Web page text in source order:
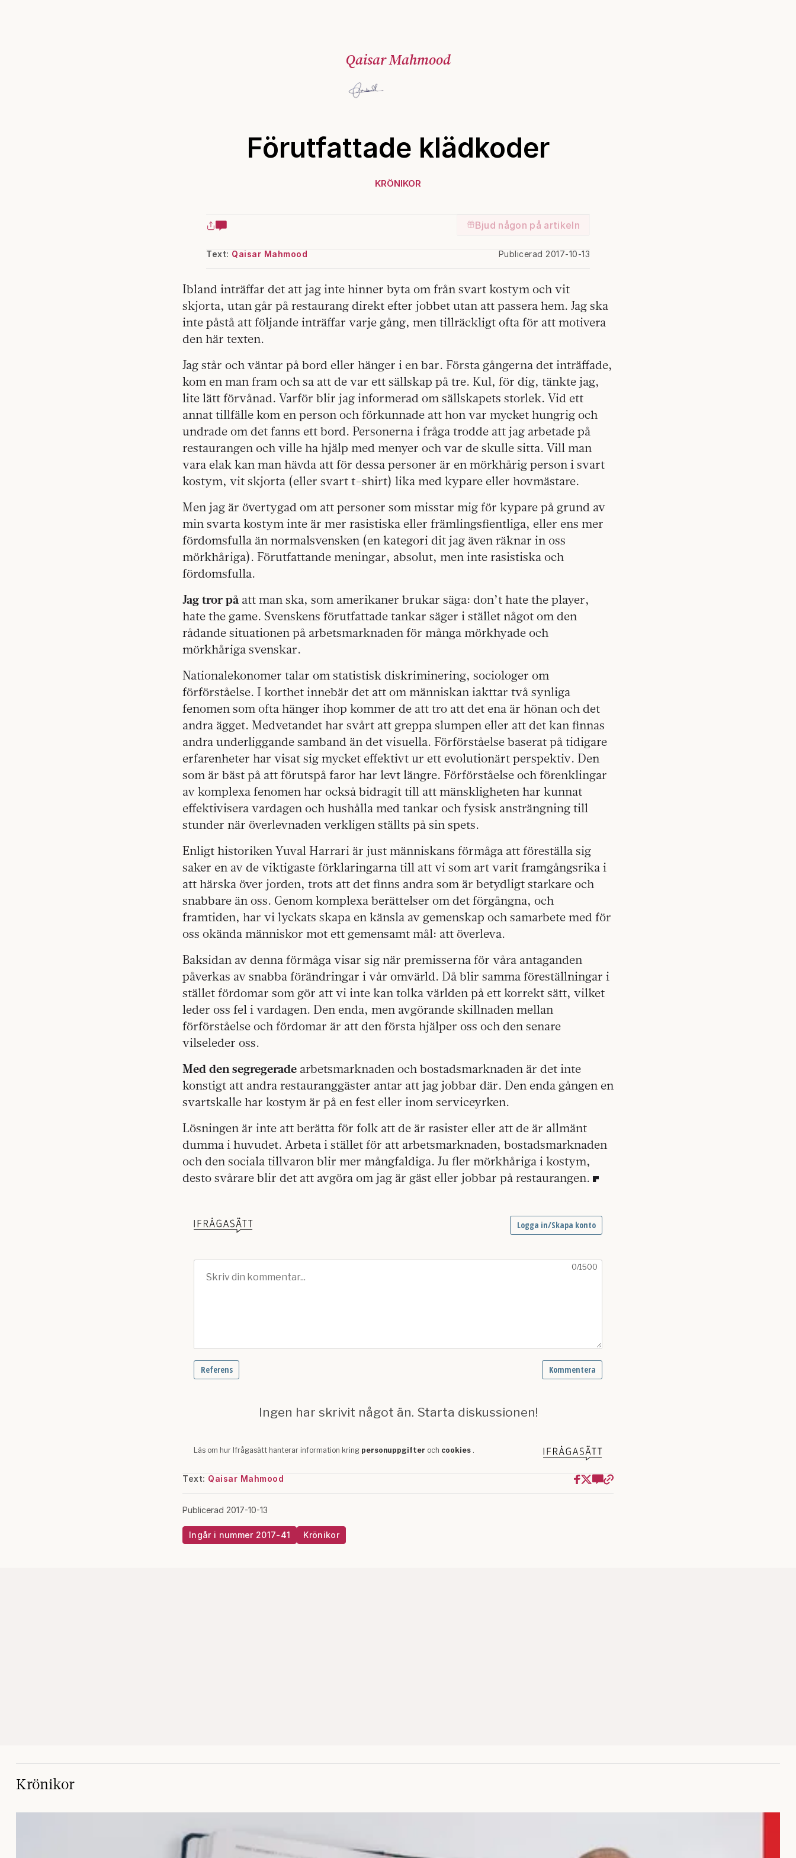
Qaisar Mahmood
Förutfattade klädkoder
KRÖNIKOR
Bjud någon på artikeln
Text: Qaisar Mahmood Publicerad 2017-10-13
Ibland inträffar det att jag inte hinner byta om från svart kostym och vit
skjorta, utan går på restaurang direkt efter jobbet utan att passera hem. Jag ska
inte påstå att följande inträffar varje gång, men tillräckligt ofta för att motivera
den här texten.
Jag står och väntar på bord eller hänger i en bar. Första gångerna det inträffade,
kom en man fram och sa att de var ett sällskap på tre. Kul, för dig, tänkte jag,
lite lätt förvånad. Varför blir jag informerad om sällskapets storlek. Vid ett
annat tillfälle kom en person och förkunnade att hon var mycket hungrig och
undrade om det fanns ett bord. Personerna i fråga trodde att jag arbetade på
restaurangen och ville ha hjälp med menyer och var de skulle sitta. Vill man
vara elak kan man hävda att för dessa personer är en mörkhårig person i svart
kostym, vit skjorta (eller svart t-shirt) lika med kypare eller hovmästare.
Men jag är övertygad om att personer som misstar mig för kypare på grund av
min svarta kostym inte är mer rasistiska eller främlingsfientliga, eller ens mer
fördomsfulla än normalsvensken (en kategori dit jag även räknar in oss
mörkhåriga). Förutfattande meningar, absolut, men inte rasistiska och
fördomsfulla.
Jag tror på att man ska, som amerikaner brukar säga: don’t hate the player,
hate the game. Svenskens förutfattade tankar säger i stället något om den
rådande situationen på arbetsmarknaden för många mörkhyade och
mörkhåriga svenskar.
Nationalekonomer talar om statistisk diskriminering, sociologer om
förförståelse. I korthet innebär det att om människan iakttar två synliga
fenomen som ofta hänger ihop kommer de att tro att det ena är hönan och det
andra ägget. Medvetandet har svårt att greppa slumpen eller att det kan finnas
andra underliggande samband än det visuella. Förförståelse baserat på tidigare
erfarenheter har visat sig mycket effektivt ur ett evolutionärt perspektiv. Den
som är bäst på att förutspå faror har levt längre. Förförståelse och förenklingar
av komplexa fenomen har också bidragit till att mänskligheten har kunnat
effektivisera vardagen och hushålla med tankar och fysisk ansträngning till
stunder när överlevnaden verkligen ställts på sin spets.
Enligt historiken Yuval Harrari är just människans förmåga att föreställa sig
saker en av de viktigaste förklaringarna till att vi som art varit framgångsrika i
att härska över jorden, trots att det finns andra som är betydligt starkare och
snabbare än oss. Genom komplexa berättelser om det förgångna, och
framtiden, har vi lyckats skapa en känsla av gemenskap och samarbete med för
oss okända människor mot ett gemensamt mål: att överleva.
Baksidan av denna förmåga visar sig när premisserna för våra antaganden
påverkas av snabba förändringar i vår omvärld. Då blir samma föreställningar i
stället fördomar som gör att vi inte kan tolka världen på ett korrekt sätt, vilket
leder oss fel i vardagen. Den enda, men avgörande skillnaden mellan
förförståelse och fördomar är att den första hjälper oss och den senare
vilseleder oss.
Med den segregerade arbetsmarknaden och bostadsmarknaden är det inte
konstigt att andra restauranggäster antar att jag jobbar där. Den enda gången en
svartskalle har kostym är på en fest eller inom serviceyrken.
Lösningen är inte att berätta för folk att de är rasister eller att de är allmänt
dumma i huvudet. Arbeta i stället för att arbetsmarknaden, bostadsmarknaden
och den sociala tillvaron blir mer mångfaldiga. Ju fler mörkhåriga i kostym,
desto svårare blir det att avgöra om jag är gäst eller jobbar på restaurangen.
Text: Qaisar Mahmood
Publicerad 2017-10-13
Ingår i nummer 2017-41 Krönikor
Krönikor